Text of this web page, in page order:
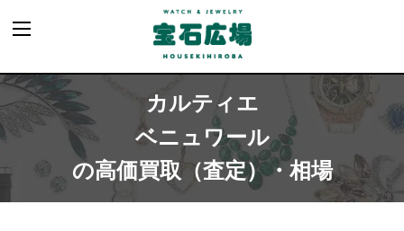
カルティエ
ベニュワール
の高価買取（査定）・相場